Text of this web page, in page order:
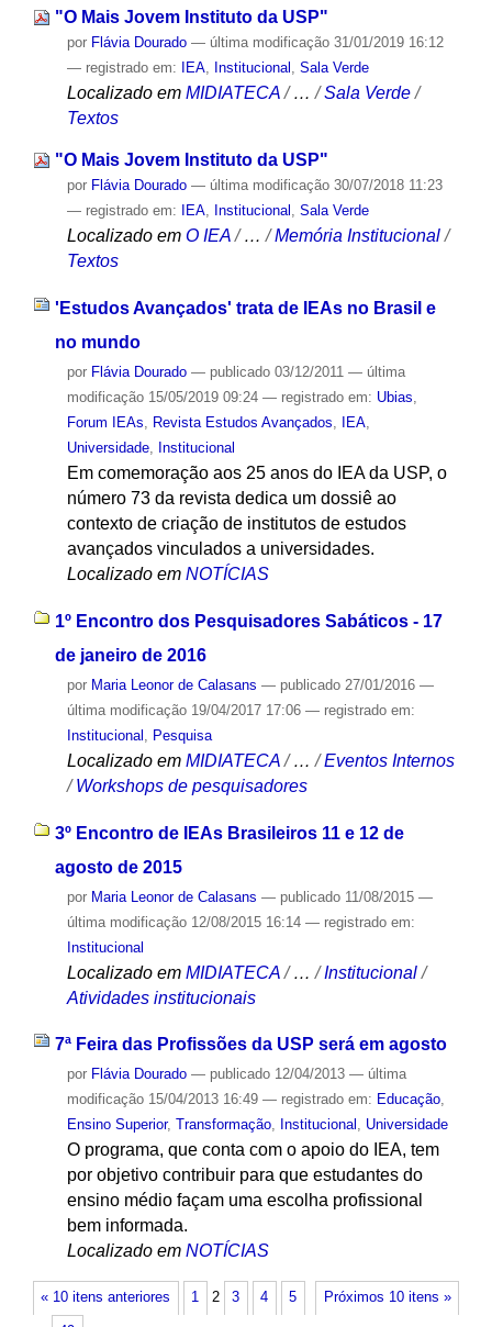
"O Mais Jovem Instituto da USP"
por Flávia Dourado — última modificação31/01/2019 16:12
— registrado em: IEA, Institucional Sala Verde
Localizado em MIDIATECA /…/Sala Verde /
Textos
"O Mais Jovem Instituto da USP"
por Flávia Dourado — última modificação30/07/2018 11:23
— registrado em:
IEA, Institucional , Sala Verde
Localizado em O IEA / …/Memória Institucional /
Textos
'Estudos Avançados' trata de IEAs no Brasil e
no mundo
por Flávia Dourado — publicado03/12/2011 — última
modificação15/05/2019 09:24 — registrado em: Ubias,
Forum IEAs, Revista Estudos Avançados, IEA,
Universidade, Institucional
Em comemoração aos 25 anos do IEA da USP, o
número 73 da revista dedica um dossiê ao
contexto de criação de institutos de estudos
avançados vinculados a universidades.
Localizado em NOTÍCIAS
1º Encontro dos Pesquisadores Sabáticos - 17
de janeiro de 2016
por Maria Leonor de Calasans — publicado27/01/2016 —
última modificação19/04/2017 17:06 — registrado em:
Institucional
Pesquisa
Localizado em MIDIATECA /…/Eventos Internos
/Workshops de pesquisadores
3º Encontro de IEAs Brasileiros 11 e 12 de
agosto de 2015
por Maria Leonor de Calasans — publicado11/08/2015 —
última modificação12/08/2015 16:14 — registrado em:
Institucional
Localizado em MIDIATECA /…/Institucional /
Atividades institucionais
7ª Feira das Profissões da USP será em agosto
por Flávia Dourado — publicado12/04/2013 — última
modificação15/04/2013 16:49 — registrado em: Educação,
Ensino Superior, Transformação, Institucional , Universidade
O programa, que conta com o apoio do IEA, tem
por objetivo contribuir para que estudantes do
ensino médio façam uma escolha profissional
bem informada.
Localizado em NOTÍCIAS
« 10 itens anteriores Próximos 10 itens »
1 2 3 4 5